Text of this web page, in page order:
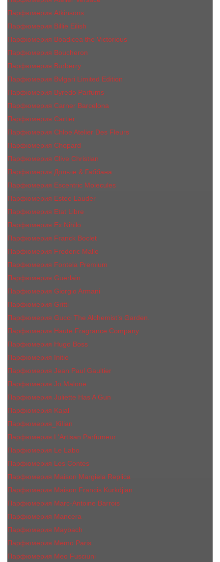
Парфюмерия Atkinsons
Парфюмерия Billie Eilish
Парфюмерия Boadicea the Victorious
Парфюмерия Boucheron
Парфюмерия Burberry
Парфюмерия Bvlgari Limited Edition
Парфюмерия Byredo Parfums
Парфюмерия Carner Barcelona
Парфюмерия Cartier
Парфюмерия Chloe Atelier Des Fleurs
Парфюмерия Сhopard
Парфюмерия Clive Christian
Парфюмерия Дольче & Габбана
Парфюмерия Escentric Molecules
Парфюмерия Estee Lаudеr
Парфюмерия Etat Libre
Парфюмерия Ex Nihilo
Парфюмерия Franck Boclet
Парфюмерия Frеderic Mаlle
Парфюмерия Fontela Premium
Парфюмерия Guerlain
Парфюмерия Giorgio Armani
Парфюмерия Gritti
Парфюмерия Gucci The Alchemist’s Garden.
Парфюмерия Haute Fragrance Company
Парфюмерия Hugo Boss
Парфюмерия Initio
Парфюмерия Jean Paul Gaultier
Парфюмерия Jо Malоnе
Парфюмерия Juliette Has A Gun
Парфюмерия Kajal
Парфюмерия_КiIiаn
Парфюмерия L'Artisan Parfumeur
Парфюмерия Le Labo
Парфюмерия Les Contes
Парфюмерия Maison Margiela Replica
Парфюмерия Maison Francis Kurkdjian
Парфюмерия Marc-Antoine Barrois
Парфюмерия Mancera
Парфюмерия Maybach
Парфюмерия Memo Paris
Парфюмерия Meo Fusciuni